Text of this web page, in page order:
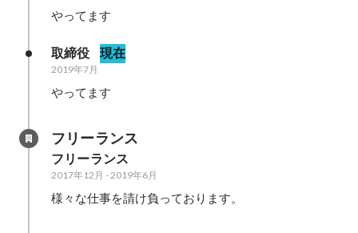
やってます
取締役 現在
2019年7月
やってます
フリーランス
フリーランス
2017年12月 -2019年6月
様々な仕事を請け負っております。